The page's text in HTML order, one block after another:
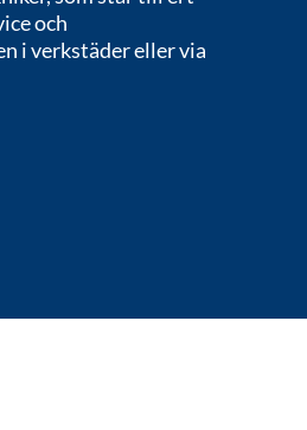
och
i verkstäder eller via